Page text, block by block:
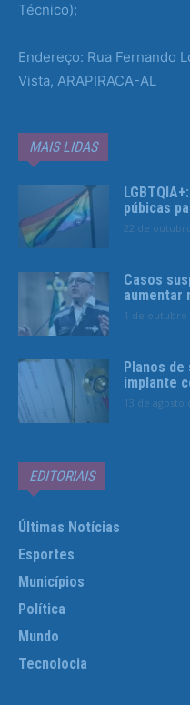
Técnico);
Endereço: Rua Fernando
Vista, ARAPIRACA-AL
MAIS LIDAS
púbicas
22 de
Casos
aumentar
1 de outubro
Planos
implante
13 de agosto
EDITORIAIS
Últimas Notícias
Esportes
Municípios
Política
Mundo
Tecnolocia